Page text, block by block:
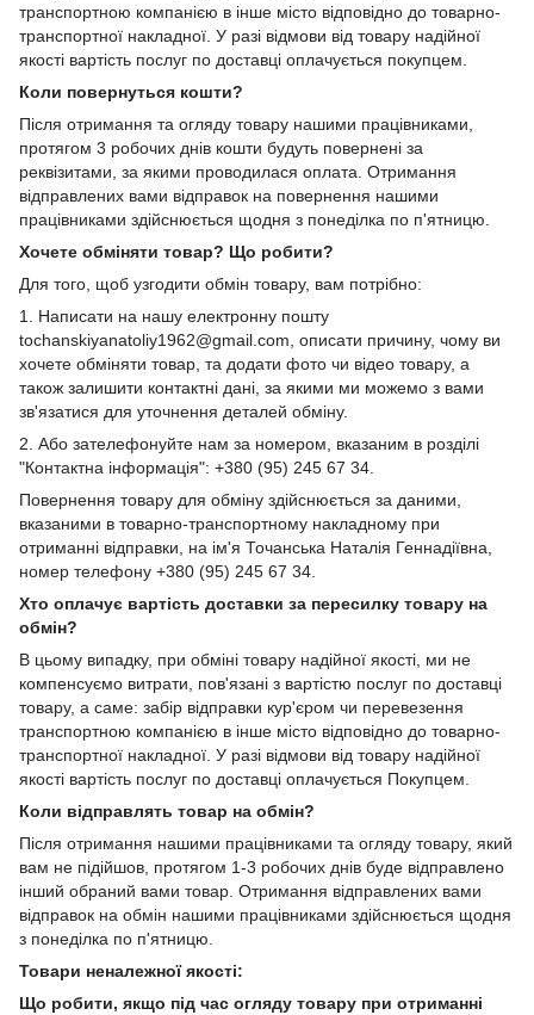
транспортною компанією в інше місто відповідно до товарно-
транспортної накладної. У разі відмови від товару надійної
якості вартість послуг по доставці оплачується покупцем.
Коли повернуться кошти?
Після отримання та огляду товару нашими працівниками,
протягом 3 робочих днів кошти будуть повернені за
реквізитами, за якими проводилася оплата. Отримання
відправлених вами відправок на повернення нашими
працівниками здійснюється щодня з понеділка по п'ятницю.
Хочете обміняти товар? Що робити?
Для того, щоб узгодити обмін товару, вам потрібно:
1. Написати на нашу електронну пошту
tochanskiyanatoliy1962@gmail.com, описати причину, чому ви
хочете обміняти товар, та додати фото чи відео товару, а
також залишити контактні дані, за якими ми можемо з вами
зв'язатися для уточнення деталей обміну.
2. Або зателефонуйте нам за номером, вказаним в розділі
"Контактна інформація": +380 (95) 245 67 34.
Повернення товару для обміну здійснюється за даними,
вказаними в товарно-транспортному накладному при
отриманні відправки, на ім'я Точанська Наталія Геннадіївна,
номер телефону +380 (95) 245 67 34.
Хто оплачує вартість доставки за пересилку товару на
обмін?
В цьому випадку, при обміні товару надійної якості, ми не
компенсуємо витрати, пов'язані з вартістю послуг по доставці
товару, а саме: забір відправки кур'єром чи перевезення
транспортною компанією в інше місто відповідно до товарно-
транспортної накладної. У разі відмови від товару надійної
якості вартість послуг по доставці оплачується Покупцем.
Коли відправлять товар на обмін?
Після отримання нашими працівниками та огляду товару, який
вам не підійшов, протягом 1-3 робочих днів буде відправлено
інший обраний вами товар. Отримання відправлених вами
відправок на обмін нашими працівниками здійснюється щодня
з понеділка по п'ятницю.
Товари неналежної якості:
Що робити, якщо під час огляду товару при отриманні